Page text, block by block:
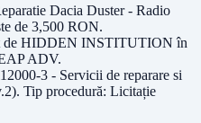
Dacia Duster - Radio
de 3,500 RON.
de HIDDEN INSTITUTION în
ADV.
3 - Servicii de reparare si
. Tip procedură: Licitație